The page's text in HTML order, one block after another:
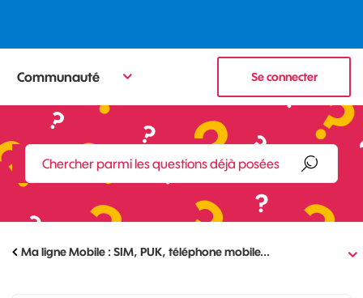
Communauté Se connecter
Ma ligne Mobile : SIM, PUK, téléphone mobile...